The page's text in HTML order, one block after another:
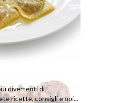
divertenti di
ricette, consigli e opi...